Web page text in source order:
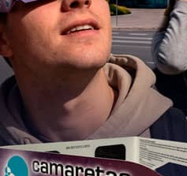
Tiendas
Hogar y Alimentación
Regalos y Complementos
Ocio y Restauración